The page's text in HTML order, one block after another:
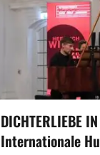
DICHTERLIEBE
Internationale